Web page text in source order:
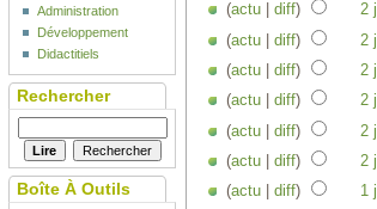
(actu| diff) 2
(actu| diff) 2
(actu| diff) 2
(actu| diff) 2
(actu| diff) 2
(actu| diff) 2
(actu| diff) 1
Administration
Développement
Didactitiels
Rechercher
Boîte À Outils